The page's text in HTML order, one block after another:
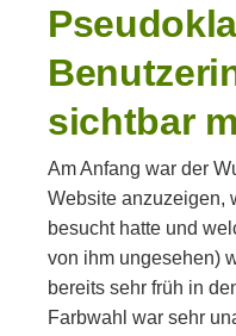
sichtbar
Am Anfang war der
Website anzuzeigen,
besucht hatte und
von ihm ungesehen)
bereits sehr früh in
Farbwahl war sehr